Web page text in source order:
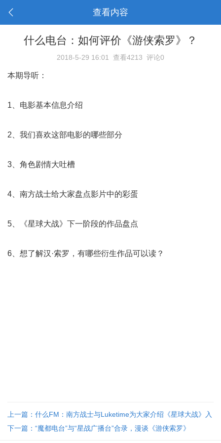
查看内容
什么电台：如何评价《游侠索罗》？
2018-5-29 16:01 查看4213 评论0
本期导听：
1、电影基本信息介绍
2、我们喜欢这部电影的哪些部分
3、角色剧情大吐槽
4、南方战士给大家盘点影片中的彩蛋
5、《星球大战》下一阶段的作品盘点
6、想了解汉·索罗，有哪些衍生作品可以读？
上一篇：什么FM：南方战士与Luketime为大家介绍《星球大战》入
坑方法
下一篇：“魔都电台”与“星战广播台”合录，漫谈《游侠索罗》